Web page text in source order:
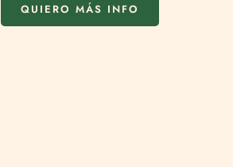
QUIERO MÁS INFO